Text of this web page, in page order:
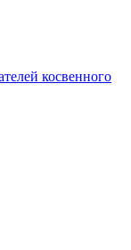
косвенного